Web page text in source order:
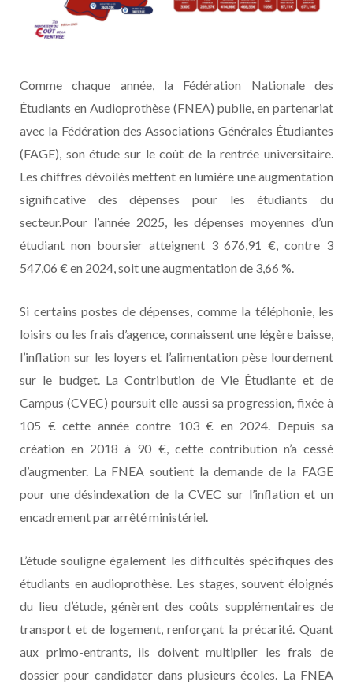
Comme chaque année, la Fédération Nationale des
Étudiants en Audioprothèse (FNEA) publie, en partenariat
avec la Fédération des Associations Générales Étudiantes
(FAGE), son étude sur le coût de la rentrée universitaire.
Les chiffres dévoilés mettent en lumière une augmentation
significative des dépenses pour les étudiants du
secteur.Pour l’année 2025, les dépenses moyennes d’un
étudiant non boursier atteignent 3 676,91 €, contre 3
547,06 € en 2024, soit une augmentation de 3,66 %.
Si certains postes de dépenses, comme la téléphonie, les
loisirs ou les frais d’agence, connaissent une légère baisse,
l’inflation sur les loyers et l’alimentation pèse lourdement
sur le budget. La Contribution de Vie Étudiante et de
Campus (CVEC) poursuit elle aussi sa progression, fixée à
105 € cette année contre 103 € en 2024. Depuis sa
création en 2018 à 90 €, cette contribution n’a cessé
d’augmenter. La FNEA soutient la demande de la FAGE
pour une désindexation de la CVEC sur l’inflation et un
encadrement par arrêté ministériel.
L’étude souligne également les difficultés spécifiques des
étudiants en audioprothèse. Les stages, souvent éloignés
du lieu d’étude, génèrent des coûts supplémentaires de
transport et de logement, renforçant la précarité. Quant
aux primo-entrants, ils doivent multiplier les frais de
dossier pour candidater dans plusieurs écoles. La FNEA